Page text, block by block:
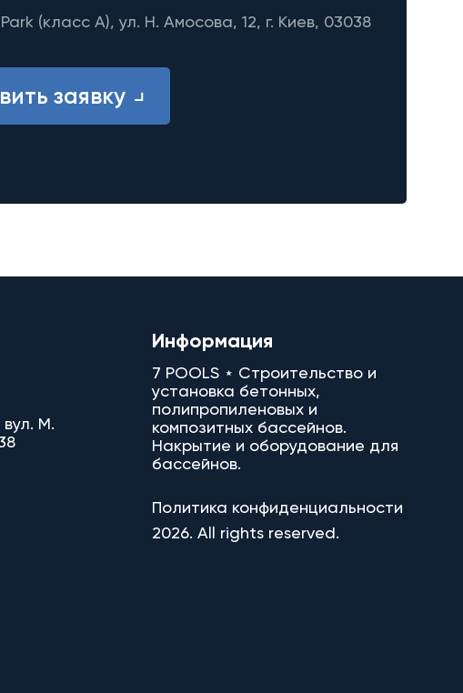
(класс A), ул. Н. Амосова, 12, г. Киев, 03038
заявку
М.
Информация
7 POOLS ⋆ Строительство и
установка бетонных,
полипропиленовых и
композитных бассейнов.
Накрытие и оборудование для
бассейнов.
Политика конфиденциальности
2026. All rights reserved.